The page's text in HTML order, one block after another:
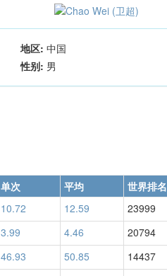
地区: 中国
性别: 男
单次 平均 世界排名
10.72 12.59 23999
3.99 4.46 20794
46.93 50.85 14437